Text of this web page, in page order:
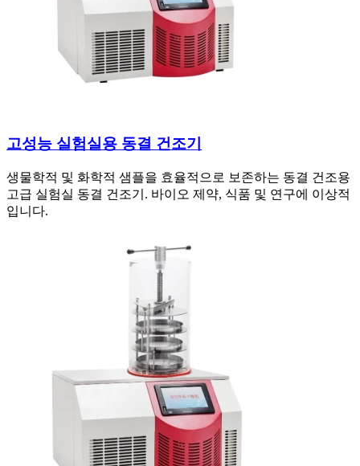
고성능 실험실용 동결 건조기
생물학적 및 화학적 샘플을 효율적으로 보존하는 동결 건조용
고급 실험실 동결 건조기. 바이오 제약, 식품 및 연구에 이상적
입니다.